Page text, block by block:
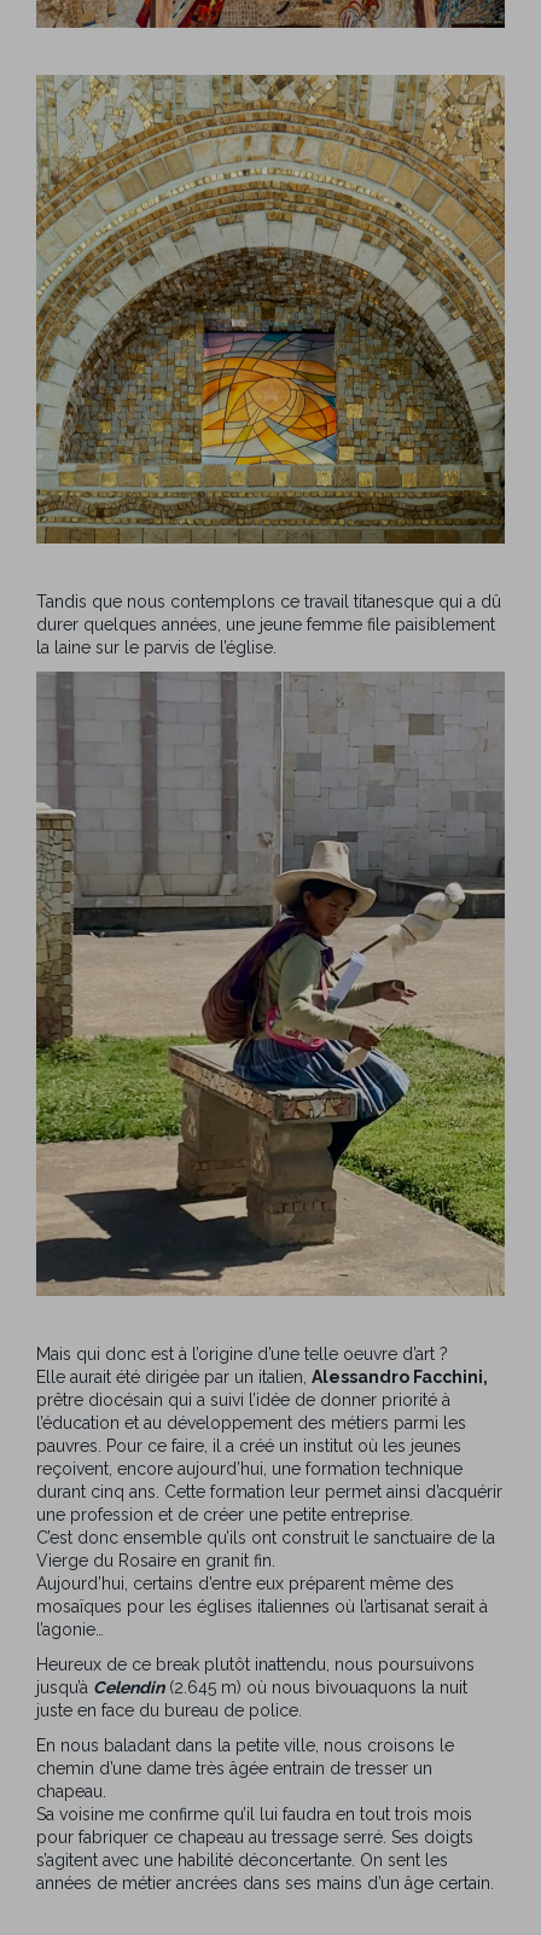
Tandis que nous contemplons ce travail titanesque qui a dû
durer quelques années, une jeune femme file paisiblement
la laine sur le parvis de l’église.
Mais qui donc est à l’origine d’une telle oeuvre d’art ?
Elle aurait été dirigée par un italien, Alessandro Facchini,
prêtre diocésain qui a suivi l’idée de donner priorité à
l’éducation et au développement des métiers parmi les
pauvres. Pour ce faire, il a créé un institut où les jeunes
reçoivent, encore aujourd’hui, une formation technique
durant cinq ans. Cette formation leur permet ainsi d’acquérir
une profession et de créer une petite entreprise.
C’est donc ensemble qu’ils ont construit le sanctuaire de la
Vierge du Rosaire en granit fin.
Aujourd’hui, certains d’entre eux préparent même des
mosaïques pour les églises italiennes où l’artisanat serait à
l’agonie…
Heureux de ce break plutôt inattendu, nous poursuivons
jusqu’à Celendin(2.645 m) où nous bivouaquons la nuit
juste en face du bureau de police.
En nous baladant dans la petite ville, nous croisons le
chemin d’une dame très âgée entrain de tresser un
chapeau.
Sa voisine me confirme qu’il lui faudra en tout trois mois
pour fabriquer ce chapeau au tressage serré. Ses doigts
s’agitent avec une habilité déconcertante. On sent les
années de métier ancrées dans ses mains d’un âge certain.